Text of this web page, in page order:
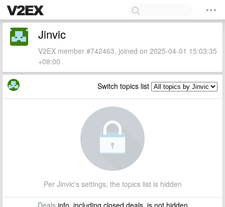
Jinvic
V2EX member #742463, joined on 2025-04-01 15:03:35
+08:00
Switch topics list
Per Jinvic's settings, the topics list is hidden
Dealsinfo, including closed deals, is not hidden